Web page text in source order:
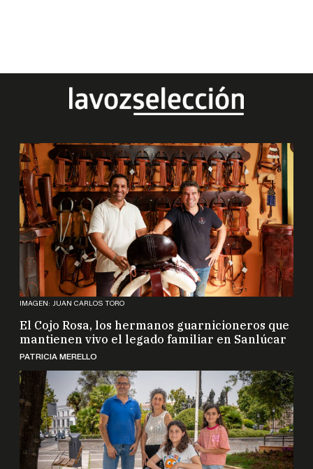
IMAGEN: JUAN CARLOS TORO
El Cojo Rosa, los hermanos guarnicioneros que
mantienen vivo el legado familiar en Sanlúcar
PATRICIA MERELLO